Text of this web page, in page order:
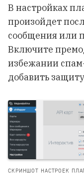
В настройках
произойдет
сообщения или
Включите
избежании
добавить
СКРИНШОТ НАСТРОЕК